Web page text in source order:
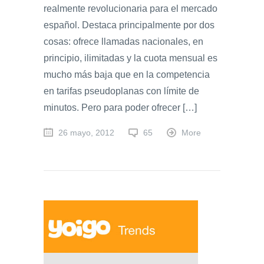
realmente revolucionaria para el mercado
español. Destaca principalmente por dos
cosas: ofrece llamadas nacionales, en
principio, ilimitadas y la cuota mensual es
mucho más baja que en la competencia
en tarifas pseudoplanas con límite de
minutos. Pero para poder ofrecer […]
26 mayo, 2012 65 More